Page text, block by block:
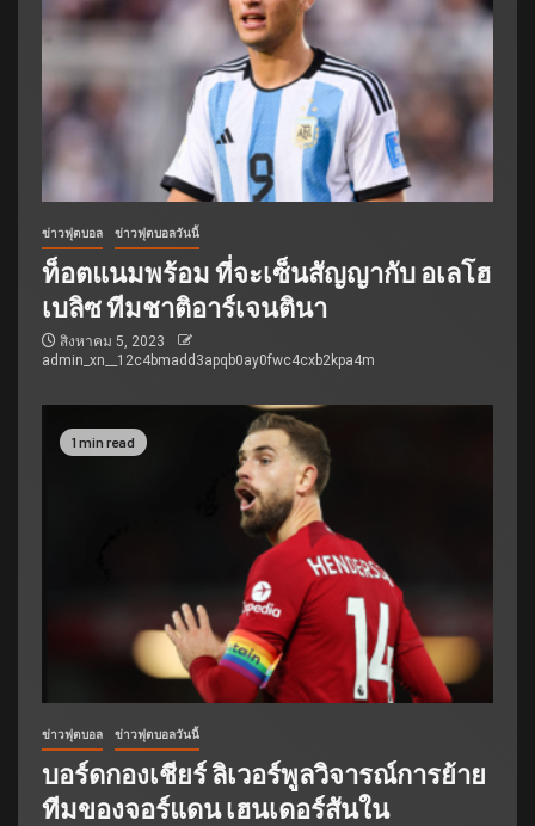
ข่าวฟุตบอล ข่าวฟุตบอลวันนี้
ท็อตแนมพร้อม ที่จะเซ็นสัญญากับ อเลโฮ
เบลิซ ทีมชาติอาร์เจนตินา
สิงหาคม 5, 2023
admin_xn__12c4bmadd3apqb0ay0fwc4cxb2kpa4m
1 min read
ข่าวฟุตบอล ข่าวฟุตบอลวันนี้
บอร์ดกองเชียร์ ลิเวอร์พูลวิจารณ์การย้าย
ทีมของจอร์แดน เฮนเดอร์สันใน